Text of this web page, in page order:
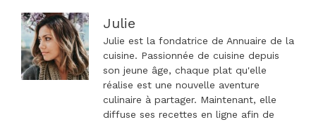
Julie
Julie est la fondatrice de Annuaire de la
cuisine. Passionnée de cuisine depuis
son jeune âge, chaque plat qu'elle
réalise est une nouvelle aventure
culinaire à partager. Maintenant, elle
diffuse ses recettes en ligne afin de